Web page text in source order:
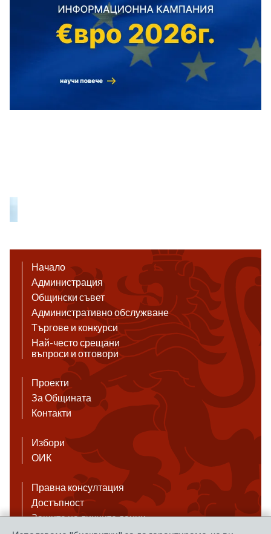
Начало
Администрация
Общински съвет
Административно обслужване
Търгове и конкурси
Най-често срещани
въпроси и отговори
Проекти
За Общината
Контакти
Избори
ОИК
Правна консултация
Достъпност
Защита на личните данни